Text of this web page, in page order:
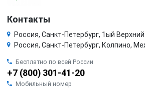
Контакты
Россия, Санкт-Петербург, 1ый
Россия, Санкт-Петербург, Колпино,
Бесплатно по всей России
+7 (800) 301-41-20
Мобильный номер